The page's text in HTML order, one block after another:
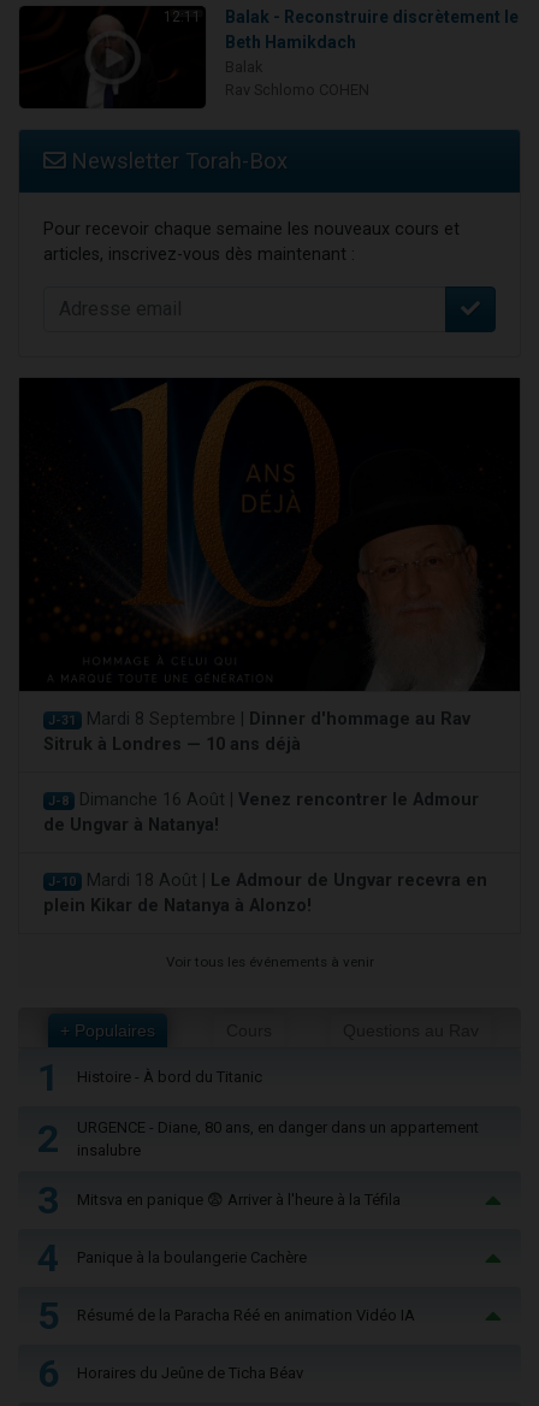
12:11
Balak - Reconstruire discrètement le
Beth Hamikdach
Newsletter Torah-Box
Pour recevoir chaque semaine les nouveaux cours et
articles, inscrivez-vous dès maintenant :
J-31 Mardi 8 Septembre |
Dinner d'hommage au Rav
Sitruk à Londres — 10 ans déjà
J-8 Dimanche 16 Août | Venez rencontrer le Admour
de Ungvar à Natanya!
J-10 Mardi 18 Août |
Le Admour de Ungvar recevra en
plein Kikar de Natanya à Alonzo!
Voir tous les événements à venir
+ Populaires
1 Histoire - À bord du Titanic
2
URGENCE - Diane, 80 ans, en danger dans un appartement
insalubre
3 Mitsva en panique 😨 Arriver à l'heure à la Téfila
4 Panique à la boulangerie Cachère
5 Résumé de la Paracha Réé en animation Vidéo IA
6 Horaires du Jeûne de Ticha Béav